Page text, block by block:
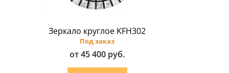
Зеркало круглое KFH302
Под заказ
от 45 400 руб.